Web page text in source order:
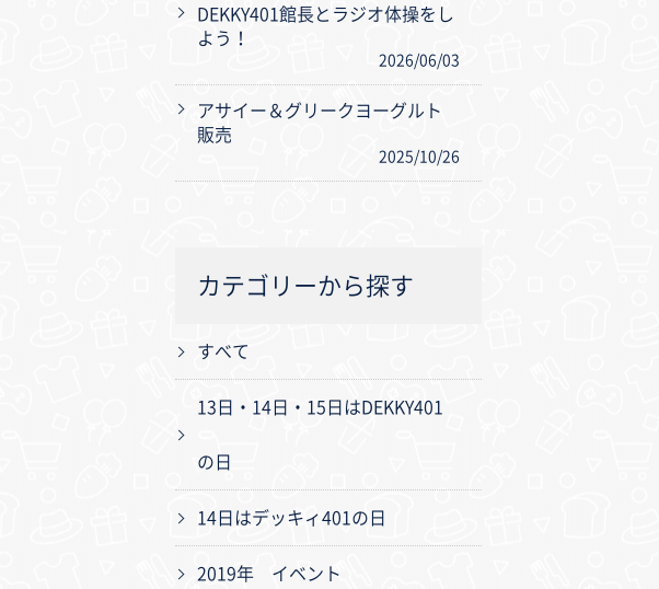
DEKKY401館長とラジオ体操をし
よう！
2026/06/03
アサイー＆グリークヨーグルト
販売
2025/10/26
カテゴリーから探す
すべて
13日・14日・15日はDEKKY401
の日
14日はデッキィ401の日
2019年 イベント